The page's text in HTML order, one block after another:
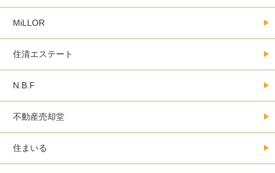
MiLLOR
住清エステート
N.B.F
不動産売却堂
住まいる